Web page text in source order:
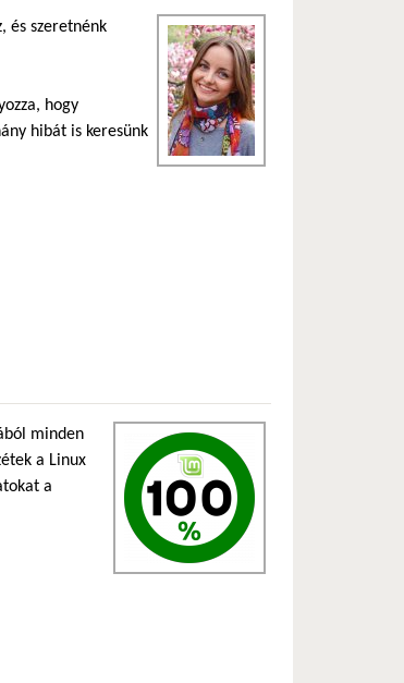
és szeretnénk
hogy
hibát is keresünk
minden
a Linux
a